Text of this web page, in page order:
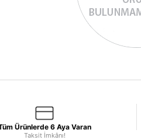
Ürünlerde 6 Aya Varan
Taksit İmkânı!